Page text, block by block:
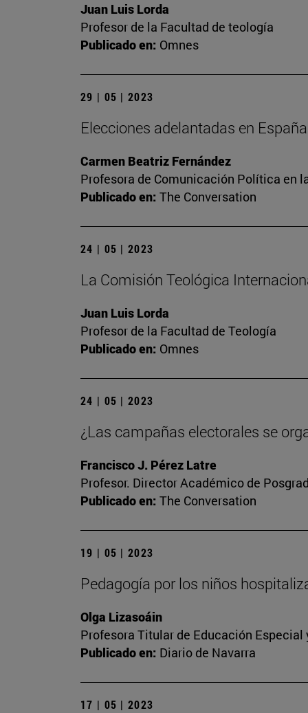
Juan Luis Lorda
Profesor de la Facultad de teología
Publicado en: Omnes
29 | 05 | 2023
Elecciones adelantadas en
Carmen Beatriz Fernández
Profesora de Comunicación Política en
Publicado en: The Conversation
24 | 05 | 2023
La Comisión Teológica
Juan Luis Lorda
Profesor de la Facultad de Teología
Publicado en: Omnes
24 | 05 | 2023
¿Las campañas electorales se
Francisco J. Pérez Latre
Profesor. Director Académico de
Publicado en: The Conversation
19 | 05 | 2023
Pedagogía por los niños
Olga Lizasoáin
Profesora Titular de Educación
Publicado en: Diario de Navarra
17 | 05 | 2023